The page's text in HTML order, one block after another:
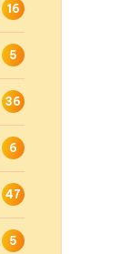
16
5
36
6
47
5